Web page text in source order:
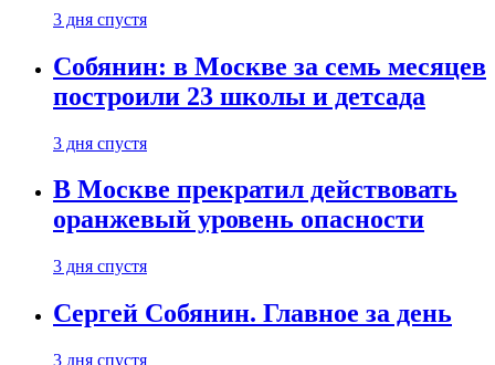
3 дня спустя
Собянин: в Москве за семь месяцев
построили 23 школы и детсада
3 дня спустя
В Москве прекратил действовать
оранжевый уровень опасности
3 дня спустя
Сергей Собянин. Главное за день
3 дня спустя